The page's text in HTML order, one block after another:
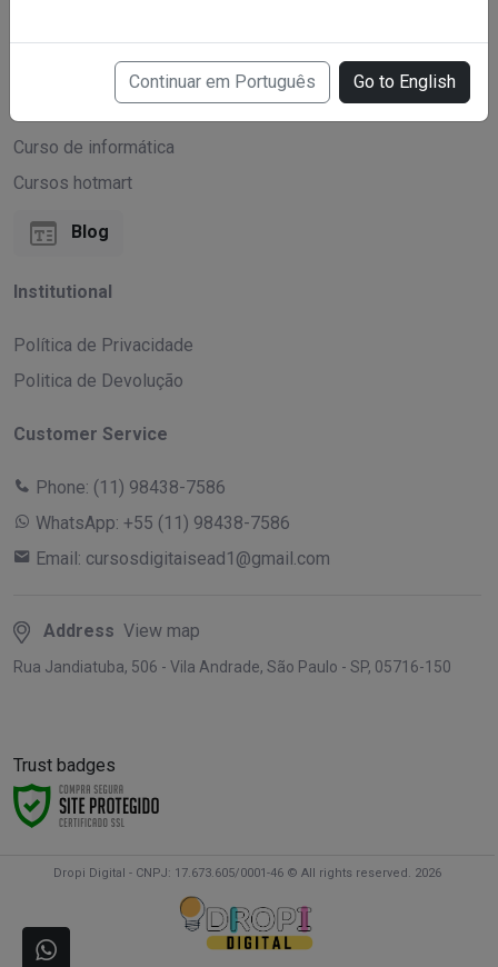
Continuar em Português Go to English
Curso de Marketing Digital
Curso de Inteligência Artificial
Curso de informática
Cursos hotmart
Blog
Institutional
Política de Privacidade
Politica de Devolução
Customer Service
Phone: (11) 98438-7586
WhatsApp: +55 (11) 98438-7586
Email: cursosdigitaisead1@gmail.com
Address View map
Rua Jandiatuba, 506 - Vila Andrade, São Paulo - SP, 05716-150
Trust badges
Dropi Digital - CNPJ: 17.673.605/0001-46 © All rights reserved. 2026